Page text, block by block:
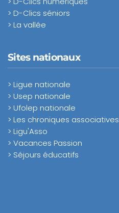
> D-Clics séniors
> La vallée
Sites nationaux
> Ligue nationale
> Usep nationale
> Ufolep nationale
> Les chroniques associatives
> Ligu'Asso
> Vacances Passion
> Séjours éducatifs